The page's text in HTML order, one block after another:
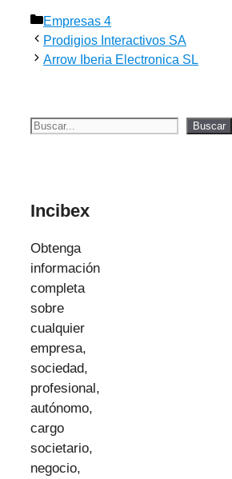
Categorías
Empresas 4
Prodigios Interactivos SA
Arrow Iberia Electronica SL
Buscar Buscar
Incibex
Obtenga
información
completa
sobre
cualquier
empresa,
sociedad,
profesional,
autónomo,
cargo
societario,
negocio,